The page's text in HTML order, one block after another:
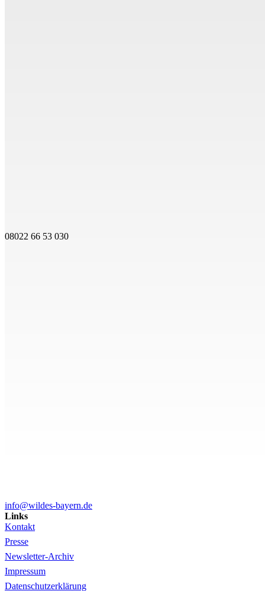
08022 66 53 030
info@wildes-bayern.de
Links
Kontakt
Presse
Newsletter-Archiv
Impressum
Datenschutzerklärung